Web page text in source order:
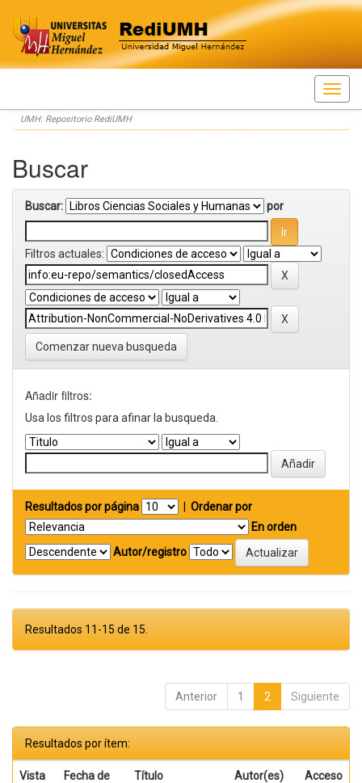
Skip
navigation
UMH: Repositorio RediUMH
Buscar
Buscar: por
Filtros actuales:
Comenzar nueva busqueda
Añadir filtros:
Usa los filtros para afinar la busqueda.
Resultados por página
Ordenar por
En orden
Autor/registro
Resultados 11-15 de 15.
Anterior 1 2 Siguiente
Resultados por ítem:
Vista
Fecha de
Título Autor(es) Acceso